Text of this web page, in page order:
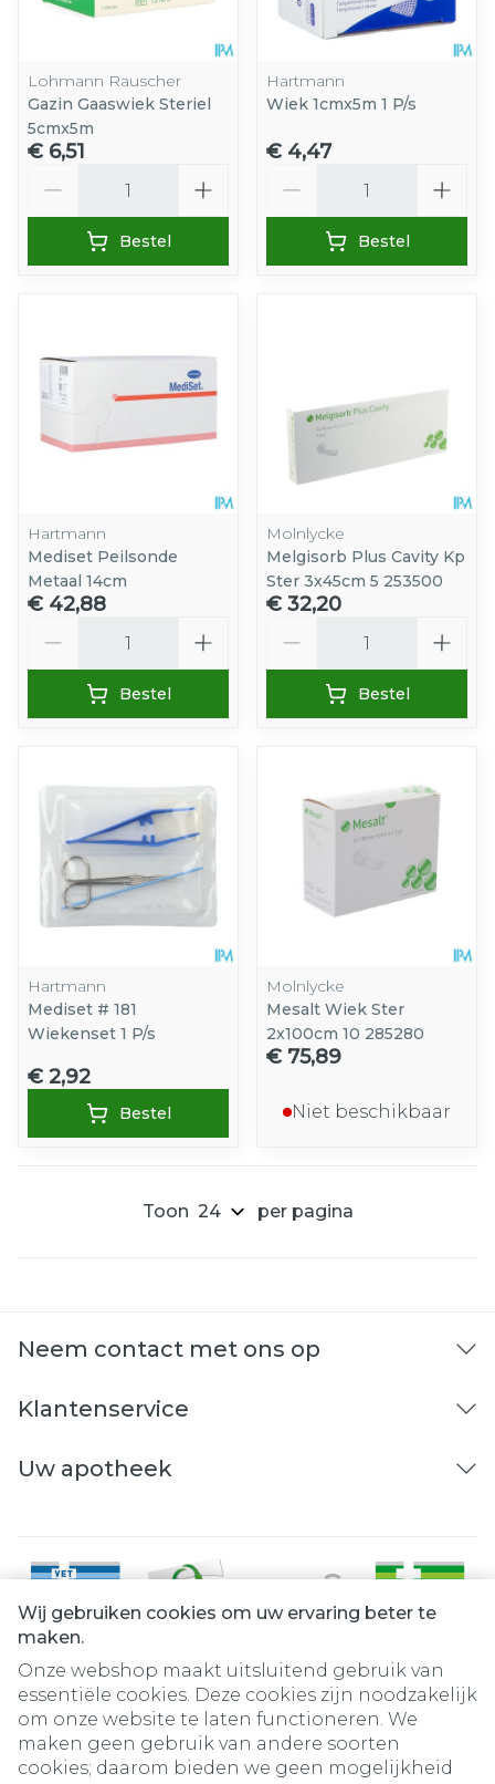
Wij gebruiken cookies om uw ervaring beter te
maken.
Onze webshop maakt uitsluitend gebruik van
essentiële cookies. Deze cookies zijn noodzakelijk
om onze website te laten functioneren. We
maken geen gebruik van andere soorten
cookies; daarom bieden we geen mogelijkheid
Lohmann Rauscher
Gazin Gaaswiek Steriel
5cmx5m
€ 6,51
Bestel
Hartmann
Wiek 1cmx5m 1 P/s
€ 4,47
Bestel
Hartmann
Mediset Peilsonde
Metaal 14cm
€ 42,88
Bestel
Molnlycke
Melgisorb Plus Cavity Kp
Ster 3x45cm 5 253500
€ 32,20
Bestel
Hartmann
Mediset # 181
Wiekenset 1 P/s
€ 2,92
Bestel
Molnlycke
Mesalt Wiek Ster
2x100cm 10 285280
€ 75,89
Niet beschikbaar
Toon per pagina
Neem contact met ons op
Klantenservice
Uw apotheek
Juridische links